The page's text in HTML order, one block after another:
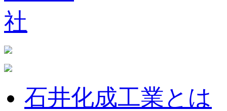
石井化成工業とは